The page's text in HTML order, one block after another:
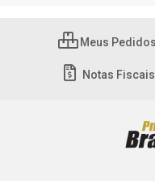
Meus Pedidos
Notas Fiscais